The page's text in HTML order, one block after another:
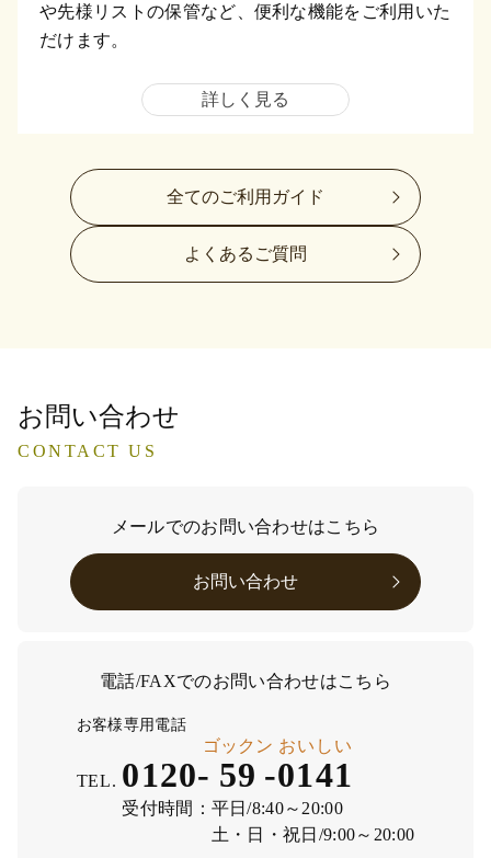
や先様リストの保管など、便利な機能をご利用いた
だけます。
詳しく見る
全てのご利用ガイド
よくあるご質問
お問い合わせ
CONTACT US
メールでのお問い合わせはこちら
お問い合わせ
電話/FAXでのお問い合わせはこちら
お客様専用電話
TEL. 0120- 59
ゴックン
-0141
おいしい
受付時間： 平日/8:40～20:00
土・日・祝日/9:00～20:00